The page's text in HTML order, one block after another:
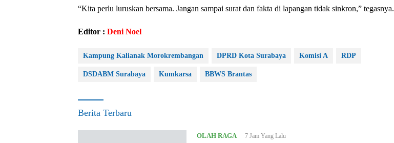
“Kita perlu luruskan bersama. Jangan sampai surat dan fakta di lapangan tidak sinkron,” tegasnya.
Editor : Deni Noel
Kampung Kalianak Morokrembangan DPRD Kota Surabaya Komisi A RDP
DSDABM Surabaya Kumkarsa BBWS Brantas
Berita Terbaru
OLAH RAGA 7 Jam Yang Lalu